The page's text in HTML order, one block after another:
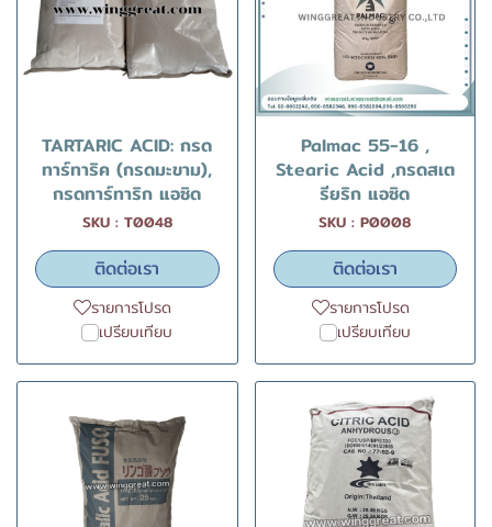
TARTARIC ACID: กรด
ทาร์ทาริค (กรดมะขาม),
กรดทาร์ทาริก แอซิด
SKU : T0048
ติดต่อเรา
รายการโปรด
เปรียบเทียบ
Palmac 55-16 ,
Stearic Acid ,กรดสเต
รียริก แอซิด
SKU : P0008
ติดต่อเรา
รายการโปรด
เปรียบเทียบ